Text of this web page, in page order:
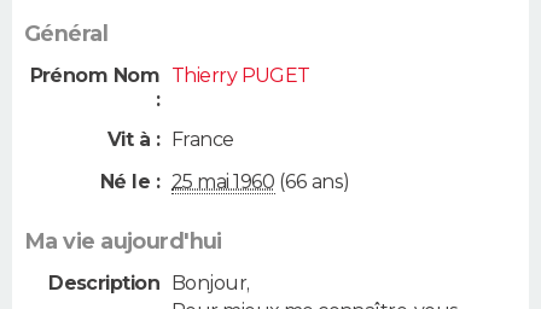
Général
Prénom Nom
:
Thierry PUGET
Vit à :
France
Né le : 25 mai 1960 (66 ans)
Ma vie aujourd'hui
Description Bonjour,